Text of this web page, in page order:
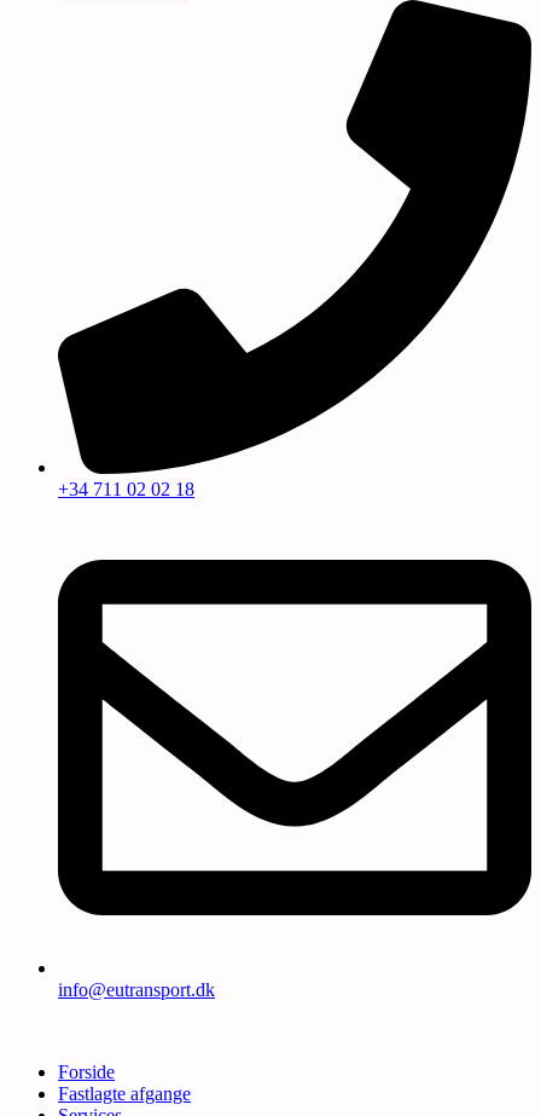
+34 711 02 02 18
info@eutransport.dk
Forside
Fastlagte afgange